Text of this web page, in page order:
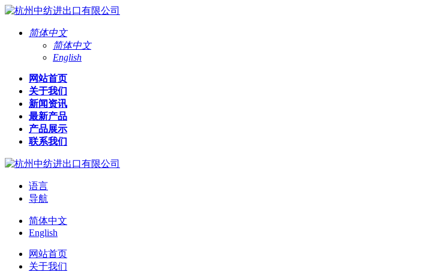
简体中文
简体中文
English
网站首页
关于我们
新闻资讯
最新产品
产品展示
联系我们
语言
导航
简体中文
English
网站首页
关于我们